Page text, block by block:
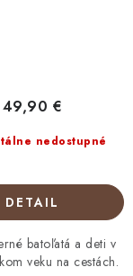
nedostupné
49,90 €
DETAIL
batoľatá a deti v
veku na cestách.